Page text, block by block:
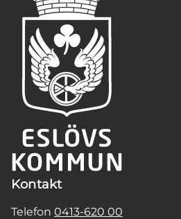
Kontakt
Telefon 0413-620 00